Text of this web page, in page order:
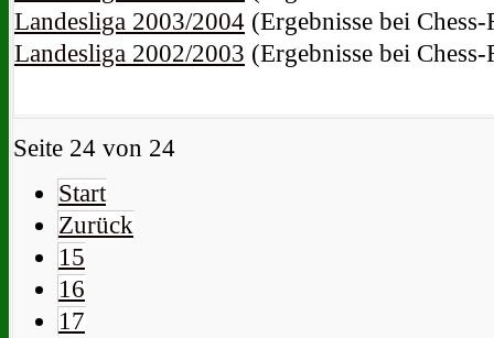
Landesliga 2003/2004 (Ergebnisse bei Chess-
Landesliga 2002/2003 (Ergebnisse bei Chess-
Seite 24 von 24
Start
Zurück
15
16
17